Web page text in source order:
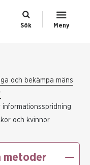
Sök Meny
och bekämpa mäns
och kvinnor
metoder